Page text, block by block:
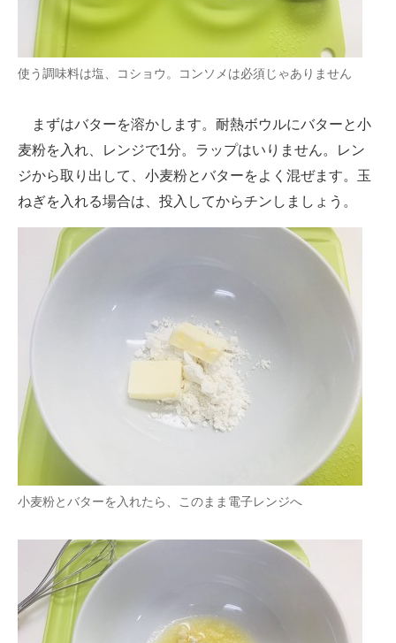
使う調味料は塩、コショウ。コンソメは必須じゃありません
まずはバターを溶かします。耐熱ボウルにバターと小
麦粉を入れ、レンジで1分。ラップはいりません。レン
ジから取り出して、小麦粉とバターをよく混ぜます。玉
ねぎを入れる場合は、投入してからチンしましょう。
小麦粉とバターを入れたら、このまま電子レンジへ